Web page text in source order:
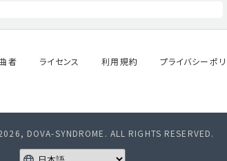
者 ライセンス 利用規約 プライバシーポ
DOVA-SYNDROME. ALL RIGHTS RESERVED.